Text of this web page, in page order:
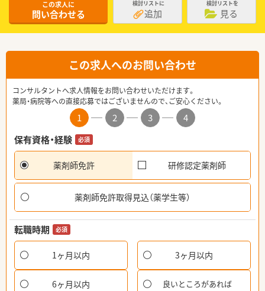
この求人に
問い合わせる
検討リストに
追加
検討リストを
見る
この求人へのお問い合わせ
コンサルタントへ求人情報をお問い合わせいただけます。
薬局・病院等への直接応募ではございませんので、ご安心ください。
1 2 3
4
保有資格・経験
必須
薬剤師免許 研修認定薬剤師
薬剤師免許取得見込（薬学生等）
転職時期 必須
1ヶ月以内 3ヶ月以内
6ヶ月以内 良いところがあれば